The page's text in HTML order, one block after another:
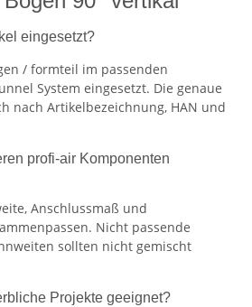
eingesetzt?
/ formteil im passenden
System eingesetzt. Die genaue
nach Artikelbezeichnung, HAN und
profi-air Komponenten
Anschlussmaß und
Nicht passende
sollten nicht gemischt
Projekte geeignet?